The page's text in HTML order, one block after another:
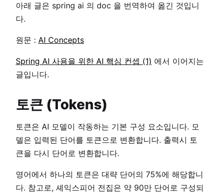
아래 글은 spring ai 의 doc 을 번역하여 옮긴 것입니
다.
원문 : AI Concepts
Spring AI 사용을 위한 AI 핵심 컨셉 (1) 에서 이어지는
글입니다.
토큰 (Tokens)
토큰은 AI 모델이 작동하는 기본 구성 요소입니다. 모
델은 입력된 단어를 토큰으로 변환합니다. 출력시 토
큰을 다시 단어로 변환합니다.
영어에서 하나의 토큰은 대략 단어의 75%에 해당합니
다. 참고로, 셰익스피어 전집은 약 90만 단어로 구성되